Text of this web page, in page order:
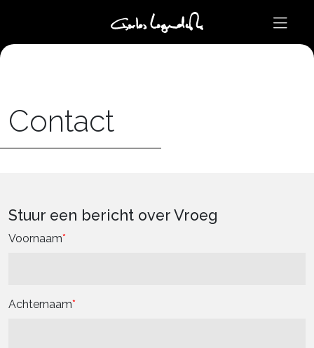
Contact
Stuur een bericht over Vroeg
Voornaam
Achternaam